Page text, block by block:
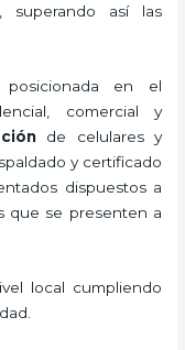
superando así las
en el
comercial y
de celulares y
y certificado
dispuestos a
que se presenten a
local cumpliendo